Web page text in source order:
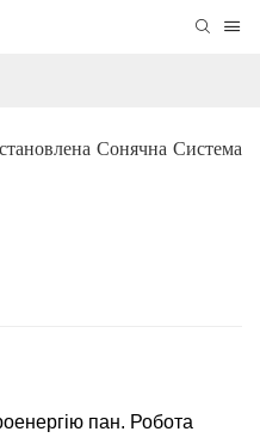
​​сонячна Система
пан. Робота